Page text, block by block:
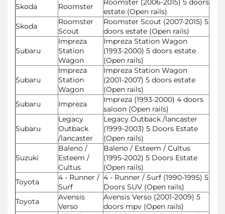
Skoda
Roomster
Roomster (2006-2015) 5 doors
estate (Open rails)
Skoda
Roomster
Scout
Roomster Scout (2007-2015) 5
doors estate (Open rails)
Subaru
Impreza
Station
Wagon
Impreza Station Wagon
(1993-2000) 5 doors estate
(Open rails)
Subaru
Impreza
Station
Wagon
Impreza Station Wagon
(2001-2007) 5 doors estate
(Open rails)
Subaru
Impreza
Impreza (1993-2000) 4 doors
saloon (Open rails)
Subaru
Legacy
Outback
/lancaster
Legacy Outback /lancaster
(1999-2003) 5 Doors Estate
(Open rails)
Suzuki
Baleno /
Esteem /
Cultus
Baleno / Esteem / Cultus
(1995-2002) 5 Doors Estate
(Open rails)
Toyota
4 - Runner /
Surf
4 - Runner / Surf (1990-1995) 5
Doors SUV (Open rails)
Toyota
Avensis
Verso
Avensis Verso (2001-2009) 5
doors mpv (Open rails)